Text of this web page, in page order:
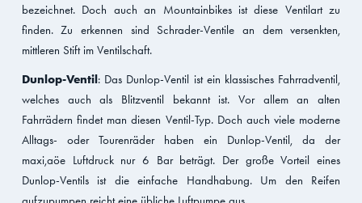
bezeichnet. Doch auch an Mountainbikes ist diese Ventilart zu
finden. Zu erkennen sind Schrader-Ventile an dem versenkten,
mittleren Stift im Ventilschaft.
Dunlop-Ventil: Das Dunlop-Ventil ist ein klassisches Fahrradventil,
welches auch als Blitzventil bekannt ist. Vor allem an alten
Fahrrädern findet man diesen Ventil-Typ. Doch auch viele moderne
Alltags- oder Tourenräder haben ein Dunlop-Ventil, da der
maxi,aöe Luftdruck nur 6 Bar beträgt. Der große Vorteil eines
Dunlop-Ventils ist die einfache Handhabung. Um den Reifen